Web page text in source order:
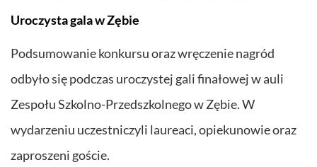
Uroczysta gala w Zębie
Podsumowanie konkursu oraz wręczenie nagród
odbyło się podczas uroczystej gali finałowej w auli
Zespołu Szkolno-Przedszkolnego w Zębie. W
wydarzeniu uczestniczyli laureaci, opiekunowie oraz
zaproszeni goście.